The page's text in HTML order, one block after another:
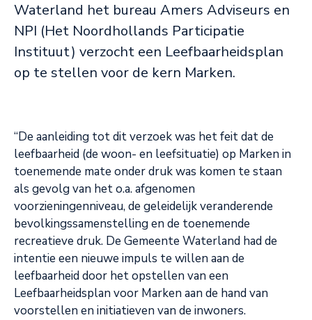
Waterland het bureau Amers Adviseurs en
NPI (Het Noordhollands Participatie
Instituut) verzocht een Leefbaarheidsplan
op te stellen voor de kern Marken.
“De aanleiding tot dit verzoek was het feit dat de
leefbaarheid (de woon- en leefsituatie) op Marken in
toenemende mate onder druk was komen te staan
als gevolg van het o.a. afgenomen
voorzieningenniveau, de geleidelijk veranderende
bevolkingssamenstelling en de toenemende
recreatieve druk. De Gemeente Waterland had de
intentie een nieuwe impuls te willen aan de
leefbaarheid door het opstellen van een
Leefbaarheidsplan voor Marken aan de hand van
voorstellen en initiatieven van de inwoners.